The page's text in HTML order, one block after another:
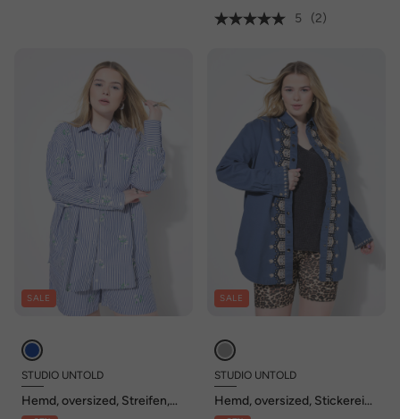
5
(2)
SALE
STUDIO UNTOLD
Hemd, oversized, Streifen,
Flower-Stickerei
SALE
STUDIO UNTOLD
Hemd, oversized, Stickerei
an der Knopfleiste